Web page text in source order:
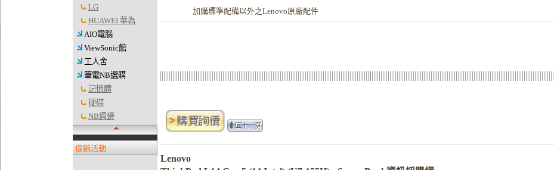
LG
HUAWEI 華為
AIO電腦
ViewSonic館
工人舍
筆電NB選購
記憶體
硬碟
NB週邊
促銷活動
加購標準配備以外之Lenovo原廠配件
Lenovo